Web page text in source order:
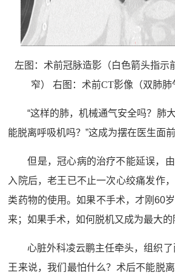
左图：术前冠脉造影（白色箭头指示
窄） 右图：术前CT影像（双肺肺
“这样的肺，机械通气安全吗？肺
能脱离呼吸机吗？”这成为摆在医生面
但是，冠心病的治疗不能延误，
入院后，老王已不止一次心绞痛发作
类药物的使用。如果不手术，才刚60
来；如果手术，如何脱机又成为最大的
心脏外科凌云鹏主任牵头，组织
王来说，我们最怕什么？术后不能脱